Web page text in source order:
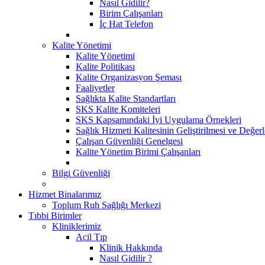
Nasıl Gidilir?
Birim Çalışanları
İç Hat Telefon
Kalite Yönetimi
Kalite Yönetimi
Kalite Politikası
Kalite Organizasyon Şeması
Faaliyetler
Sağlıkta Kalite Standartları
SKS Kalite Komiteleri
SKS Kapsamındaki İyi Uygulama Örnekleri
Sağlık Hizmeti Kalitesinin Geliştirilmesi ve
Çalışan Güvenliği Genelgesi
Kalite Yönetim Birimi Çalışanları
Bilgi Güvenliği
Hizmet Binalarımız
Toplum Ruh Sağlığı Merkezi
Tıbbi Birimler
Kliniklerimiz
Acil Tıp
Klinik Hakkında
Nasıl Gidilir ?